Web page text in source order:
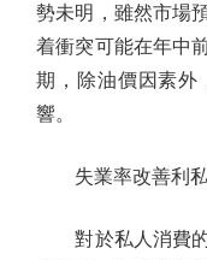
勢未明，雖然市場
着衝突可能在年中
期，除油價因素外
響。
失業率改善利私
對於私人消費的